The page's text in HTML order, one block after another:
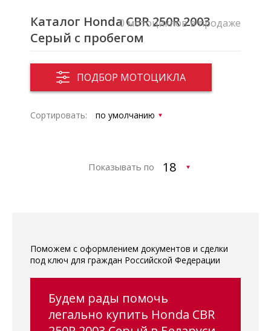
Каталог Honda CBR 250R 2003
Серый с пробегом
ПОДБОР МОТОЦИКЛА
0 мотоциклов в продаже
Сортировать:
Показывать по
Поможем с оформлением документов и сделки
под ключ для граждан Российской Федерации
Будем рады помочь
легально купить Honda CBR